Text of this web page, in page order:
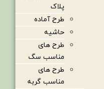
پلاک
طرح آماده
حاشیه
طرح های
مناسب سگ
طرح های
مناسب گربه